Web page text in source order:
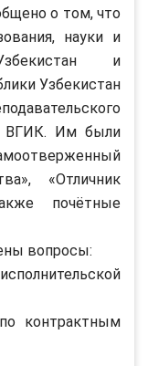
о том, что
науки и
и
Узбекистан
ВГИК. Им были
«Отличник
почётные
вопросы:
контрактным